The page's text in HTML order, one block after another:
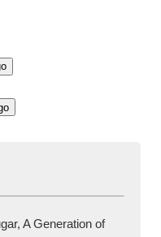
A Generation of